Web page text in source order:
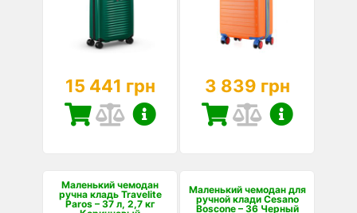
15 441 грн 3 839 грн
Маленький чемодан
ручна кладь Travelite
Paros – 37 л, 2,7 кг
Маленький чемодан для
ручной клади Cesano
Boscone – 36 Черный